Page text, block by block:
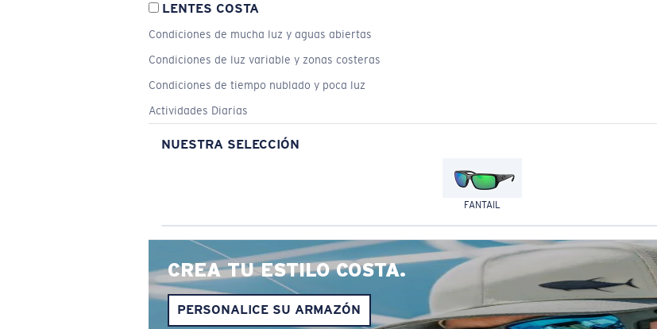
LENTES COSTA
Condiciones de mucha luz y aguas abiertas
Condiciones de luz variable y zonas costeras
Condiciones de tiempo nublado y poca luz
Actividades Diarias
NUESTRA SELECCIÓN
FANTAIL
CREA TU ESTILO COSTA.
PERSONALICE SU ARMAZÓN